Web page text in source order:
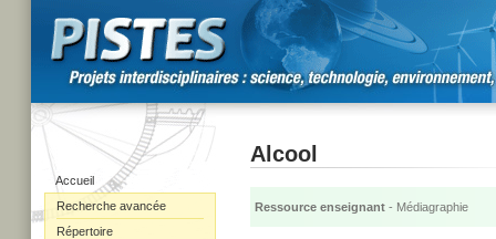
Accueil
Recherche avancée
Répertoire
Alcool
Ressource enseignant - Médiagraphie